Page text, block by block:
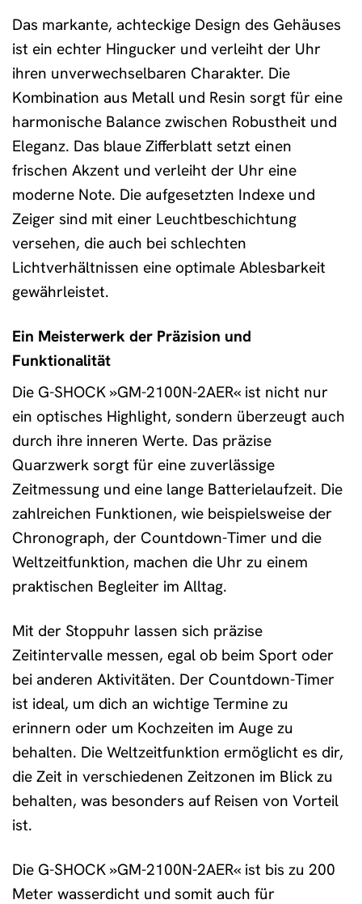
Das markante, achteckige Design des Gehäuses
ist ein echter Hingucker und verleiht der Uhr
ihren unverwechselbaren Charakter. Die
Kombination aus Metall und Resin sorgt für eine
harmonische Balance zwischen Robustheit und
Eleganz. Das blaue Zifferblatt setzt einen
frischen Akzent und verleiht der Uhr eine
moderne Note. Die aufgesetzten Indexe und
Zeiger sind mit einer Leuchtbeschichtung
versehen, die auch bei schlechten
Lichtverhältnissen eine optimale Ablesbarkeit
gewährleistet.
Ein Meisterwerk der Präzision und
Funktionalität
Die G-SHOCK »GM-2100N-2AER« ist nicht nur
ein optisches Highlight, sondern überzeugt auch
durch ihre inneren Werte. Das präzise
Quarzwerk sorgt für eine zuverlässige
Zeitmessung und eine lange Batterielaufzeit. Die
zahlreichen Funktionen, wie beispielsweise der
Chronograph, der Countdown-Timer und die
Weltzeitfunktion, machen die Uhr zu einem
praktischen Begleiter im Alltag.
Mit der Stoppuhr lassen sich präzise
Zeitintervalle messen, egal ob beim Sport oder
bei anderen Aktivitäten. Der Countdown-Timer
ist ideal, um dich an wichtige Termine zu
erinnern oder um Kochzeiten im Auge zu
behalten. Die Weltzeitfunktion ermöglicht es dir,
die Zeit in verschiedenen Zeitzonen im Blick zu
behalten, was besonders auf Reisen von Vorteil
ist.
Die G-SHOCK »GM-2100N-2AER« ist bis zu 200
Meter wasserdicht und somit auch für